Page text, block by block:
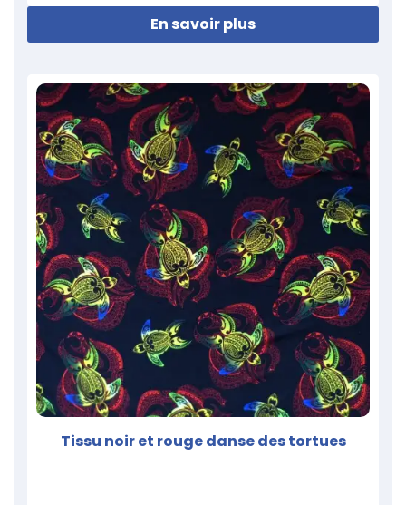
En savoir plus
Tissu noir et rouge danse des tortues